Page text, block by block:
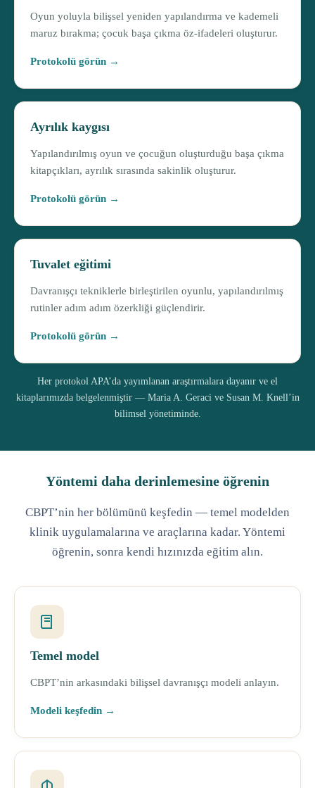
Oyun yoluyla bilişsel yeniden yapılandırma ve kademeli
maruz bırakma; çocuk başa çıkma öz-ifadeleri oluşturur.
Protokolü görün →
Ayrılık kaygısı
Yapılandırılmış oyun ve çocuğun oluşturduğu başa çıkma
kitapçıkları, ayrılık sırasında sakinlik oluşturur.
Protokolü görün →
Tuvalet eğitimi
Davranışçı tekniklerle birleştirilen oyunlu, yapılandırılmış
rutinler adım adım özerkliği güçlendirir.
Protokolü görün →
Her protokol APA’da yayımlanan araştırmalara dayanır ve el
kitaplarımızda belgelenmiştir — Maria A. Geraci ve Susan M. Knell’in
bilimsel yönetiminde.
Yöntemi daha derinlemesine öğrenin
CBPT’nin her bölümünü keşfedin — temel modelden
klinik uygulamalarına ve araçlarına kadar. Yöntemi
öğrenin, sonra kendi hızınızda eğitim alın.
Temel model
CBPT’nin arkasındaki bilişsel davranışçı modeli anlayın.
Modeli keşfedin →